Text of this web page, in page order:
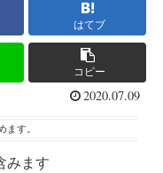
はてブ
コピー
2020.07.09
ます。
みます